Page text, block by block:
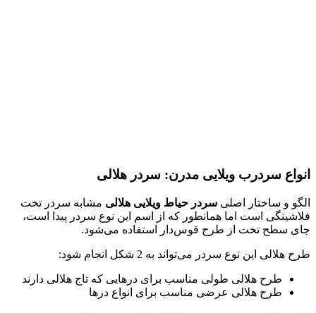
سردرب ویلایی مدرن: سردر هلالی
و ساختار اصلیسردر حیاط ویلایی هلالیمشابه سردر تخت
است اما همانطور که از اسم این نوع سردر پیدا است،
سطح تخت از طرح قوس‌دار استفاده می‌شود.
این نوع سردر می‌تواند به 2 شکل انجام شود:
طرح هلالی طولی مناسب برای درهایی که تاج هلالی دارند
طرح هلالی عرضی مناسب برای انواع درها